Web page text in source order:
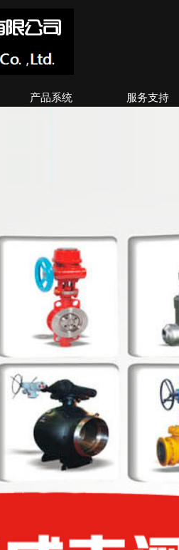
产品系统 服务支持